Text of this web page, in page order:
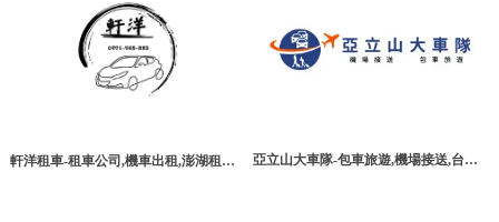
軒洋租車-租車公司,機車出租,澎湖租車
亞立山大車隊-包車旅遊,機場接送,台北